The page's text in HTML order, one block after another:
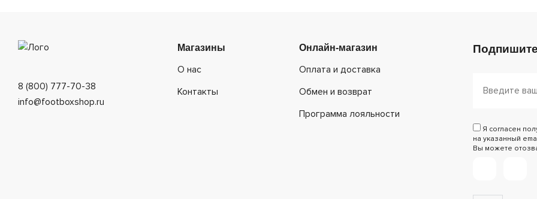
8 (800) 777-70-38
info@footboxshop.ru
Магазины
О нас
Контакты
Онлайн-магазин
Оплата и доставка
Обмен и возврат
Программа лояльности
Я согласен
на указанный
Вы можете